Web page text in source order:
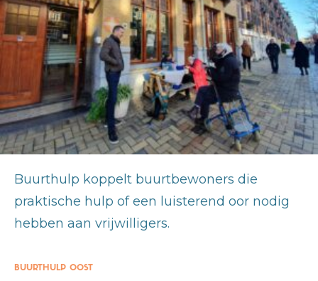
Buurthulp koppelt buurtbewoners die
praktische hulp of een luisterend oor nodig
hebben aan vrijwilligers.
BUURTHULP OOST